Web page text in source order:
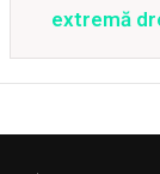
extremă